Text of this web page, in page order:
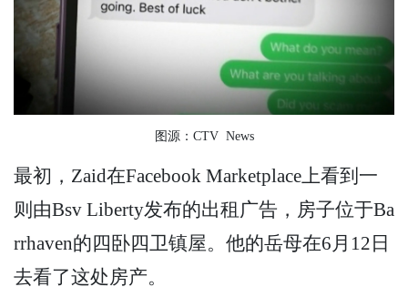
图源：CTV News
最初，Zaid在Facebook Marketplace上看到一
则由Bsv Liberty发布的出租广告，房子位于Ba
rrhaven的四卧四卫镇屋。他的岳母在6月12日
去看了这处房产。